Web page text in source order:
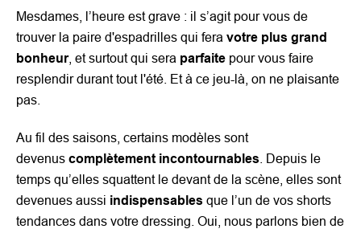
Mesdames, l’heure est grave : il s’agit pour vous de
trouver la paire d'espadrilles qui fera votre plus grand
bonheur, et surtout qui sera parfaite pour vous faire
resplendir durant tout l'été. Et à ce jeu-là, on ne plaisante
pas.
Au fil des saisons, certains modèles sont
devenus complètement incontournables . Depuis le
temps qu’elles squattent le devant de la scène, elles sont
devenues aussi indispensables que l’un de vos shorts
tendances dans votre dressing. Oui, nous parlons bien de